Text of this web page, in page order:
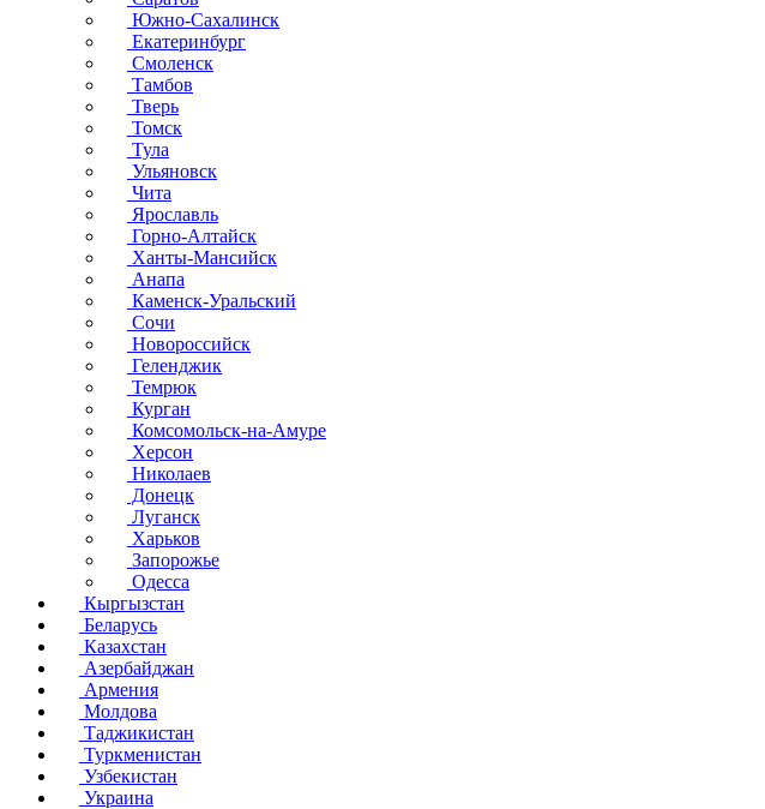
Южно-Сахалинск
Екатеринбург
Смоленск
Тамбов
Тверь
Томск
Тула
Ульяновск
Чита
Ярославль
Горно-Алтайск
Ханты-Мансийск
Анапа
Каменск-Уральский
Сочи
Новороссийск
Геленджик
Темрюк
Курган
Комсомольск-на-Амуре
Херсон
Николаев
Донецк
Луганск
Харьков
Запорожье
Одесса
Кыргызстан
Беларусь
Казахстан
Азербайджан
Армения
Молдова
Таджикистан
Туркменистан
Узбекистан
Украина